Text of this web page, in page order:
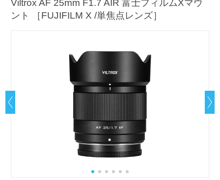
Viltrox AF 25mm F1.7 AIR 富士フィルムXマウ
ント ［FUJIFILM X /単焦点レンズ］